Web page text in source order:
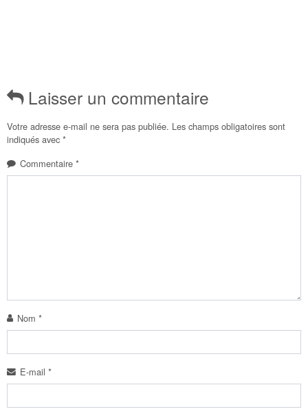
Laisser un commentaire
Votre adresse e-mail ne sera pas publiée. Les champs obligatoires sont
indiqués avec *
Commentaire *
Nom *
E-mail *